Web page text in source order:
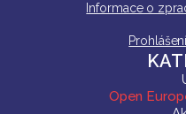
Informace o
Open